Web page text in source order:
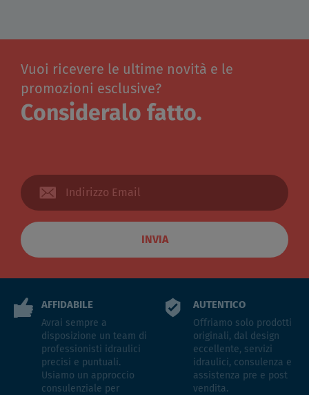
Vuoi ricevere le ultime novità e le
promozioni esclusive?
Consideralo fatto.
INVIA
AFFIDABILE
Avrai sempre a
disposizione un team di
professionisti idraulici
precisi e puntuali.
Usiamo un approccio
consulenziale per
AUTENTICO
Offriamo solo prodotti
originali, dal design
eccellente, servizi
idraulici, consulenza e
assistenza pre e post
vendita.